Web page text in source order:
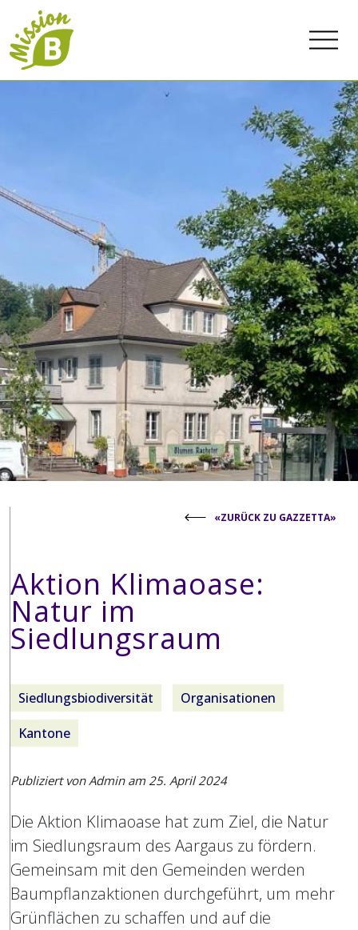
«ZURÜCK ZU GAZZETTA»
Aktion Klimaoase:
Natur im
Siedlungsraum
Siedlungsbiodiversität
Organisationen
Kantone
Publiziert von Admin am 25. April 2024
Die Aktion Klimaoase hat zum Ziel, die Natur
im Siedlungsraum des Aargaus zu fördern.
Gemeinsam mit den Gemeinden werden
Baumpflanzaktionen durchgeführt, um mehr
Grünflächen zu schaffen und auf die